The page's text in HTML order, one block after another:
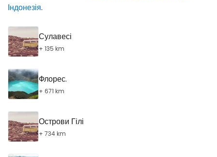
Індонезія.
Сулавесі
+ 135 km
Флорес.
+ 671 km
Острови Гілі
+ 734 km